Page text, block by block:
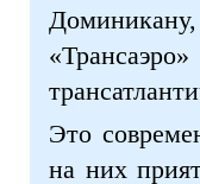
Доминикану,
Это
на них